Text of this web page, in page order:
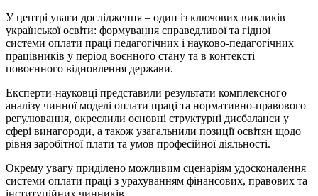
У центрі уваги дослідження – один із ключових викликів
української освіти: формування справедливої та гідної
системи оплати праці педагогічних і науково-педагогічних
працівників у період воєнного стану та в контексті
повоєнного відновлення держави.
Експерти-науковці представили результати комплексного
аналізу чинної моделі оплати праці та нормативно-правового
регулювання, окреслили основні структурні дисбаланси у
сфері винагороди, а також узагальнили позиції освітян щодо
рівня заробітної плати та умов професійної діяльності.
Окрему увагу приділено можливим сценаріям удосконалення
системи оплати праці з урахуванням фінансових, правових та
інституційних чинників.